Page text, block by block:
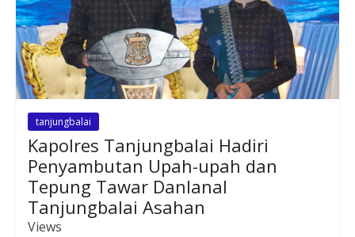
tanjungbalai
Kapolres Tanjungbalai Hadiri
Penyambutan Upah-upah dan
Tepung Tawar Danlanal
Tanjungbalai Asahan
Views